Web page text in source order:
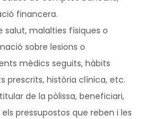
financera.
salut, malalties físiques o
sobre lesions o
mèdics seguits, hàbits
prescrits, història clínica, etc.
de la pòlissa, beneficiari,
pressupostos que reben i les